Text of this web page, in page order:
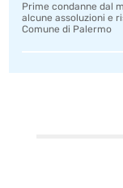
Prime condanne dal
alcune assoluzioni e
Comune di Palermo